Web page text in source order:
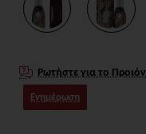
Ρωτήστε για το Προιόν
Ενημέρωση